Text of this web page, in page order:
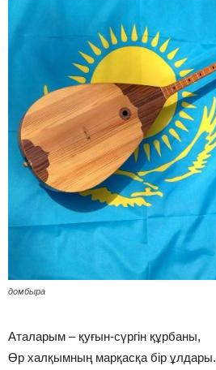
домбыра
Аталарым – қуғын-сүргін құрбаны,
Өр халқымның марқасқа бір ұлдары.